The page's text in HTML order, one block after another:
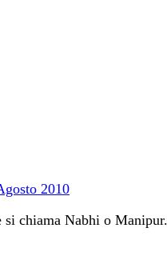
2010
si chiama Nabhi o